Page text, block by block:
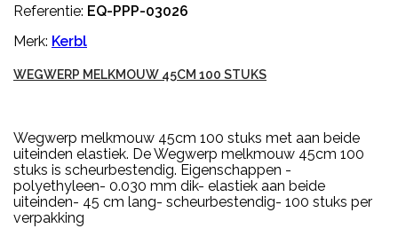
Referentie: EQ-PPP-03026
Merk: Kerbl
WEGWERP MELKMOUW 45CM 100 STUKS
Wegwerp melkmouw 45cm 100 stuks met aan beide
uiteinden elastiek. De Wegwerp melkmouw 45cm 100
stuks is scheurbestendig. Eigenschappen -
polyethyleen- 0.030 mm dik- elastiek aan beide
uiteinden- 45 cm lang- scheurbestendig- 100 stuks per
verpakking